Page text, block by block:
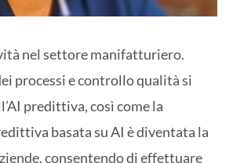
nel settore manifatturiero.
processi e controllo qualità si
predittiva, così come la
basata su AI è diventata la
consentendo di effettuare